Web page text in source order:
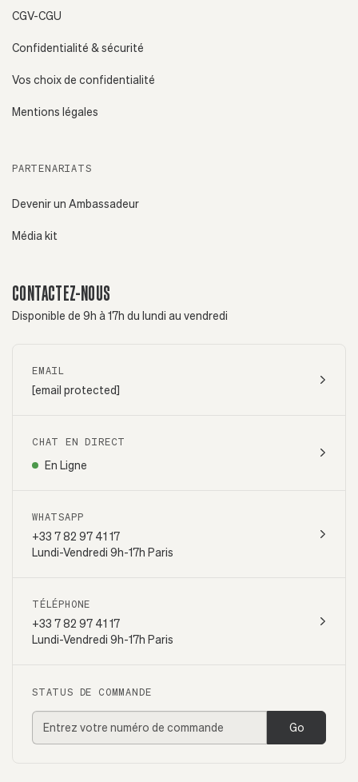
CGV-CGU
Confidentialité & sécurité
Vos choix de confidentialité
Mentions légales
PARTENARIATS
Devenir un Ambassadeur
Média kit
CONTACTEZ-NOUS
Disponible de 9h à 17h du lundi au vendredi
EMAIL
[email protected]
CHAT EN DIRECT
En Ligne
WHATSAPP
+33 7 82 97 41 17
Lundi-Vendredi 9h-17h Paris
TÉLÉPHONE
+33 7 82 97 41 17
Lundi-Vendredi 9h-17h Paris
STATUS DE COMMANDE
Go